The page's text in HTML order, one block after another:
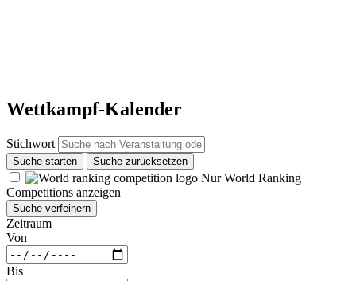
Wettkampf-Kalender
Stichwort
Suche starten Suche zurücksetzen
Nur World Ranking
Competitions anzeigen
Suche verfeinern
Zeitraum
Von
Bis